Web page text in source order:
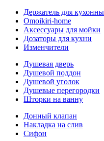
Держатель для
Omoikiri-home
Аксессуары для мойки
Дозаторы для кухни
Изменчители
Душевая дверь
Душевой поддон
Душевой уголок
Душевые перегородки
Шторки на ванну
Донный клапан
Накладка на слив
Сифон